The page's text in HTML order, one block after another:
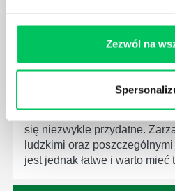
Zezwól na
KAŻDY MENEDŻER?
Istnieje wiele metod
się niezwykle przydatne.
ludzkimi oraz
jest jednak łatwe i warto mieć